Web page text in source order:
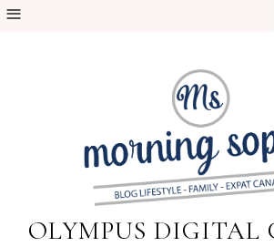
OLYMPUS DIGITAL